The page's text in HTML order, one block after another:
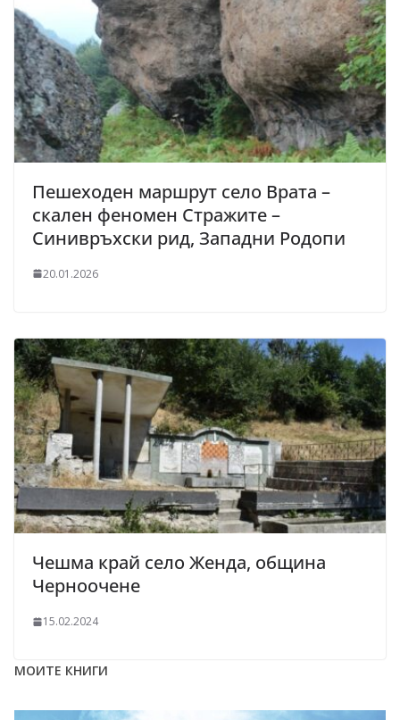
Пешеходен маршрут село Врата –
скален феномен Стражите –
Синивръхски рид, Западни Родопи
20.01.2026
Чешма край село Женда, община
Черноочене
15.02.2024
МОИТЕ КНИГИ